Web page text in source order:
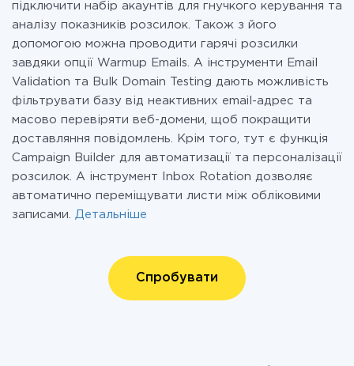
підключити набір акаунтів для гнучкого керування та
аналізу показників розсилок. Також з його
допомогою можна проводити гарячі розсилки
завдяки опції Warmup Emails. А інструменти Email
Validation та Bulk Domain Testing дають можливість
фільтрувати базу від неактивних email-адрес та
масово перевіряти веб-домени, щоб покращити
доставляння повідомлень. Крім того, тут є функція
Campaign Builder для автоматизації та персоналізації
розсилок. А інструмент Inbox Rotation дозволяє
автоматично переміщувати листи між обліковими
записами. Детальніше
Спробувати